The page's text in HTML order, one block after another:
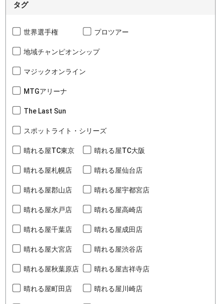
タグ
世界選手権 プロツアー
地域チャンピオンシップ
マジックオンライン
MTGアリーナ
The Last Sun
スポットライト・シリーズ
晴れる屋TC東京 晴れる屋TC大阪
晴れる屋札幌店 晴れる屋仙台店
晴れる屋郡山店 晴れる屋宇都宮店
晴れる屋水戸店 晴れる屋高崎店
晴れる屋千葉店 晴れる屋成田店
晴れる屋大宮店 晴れる屋渋谷店
晴れる屋秋葉原店 晴れる屋吉祥寺店
晴れる屋町田店 晴れる屋川崎店